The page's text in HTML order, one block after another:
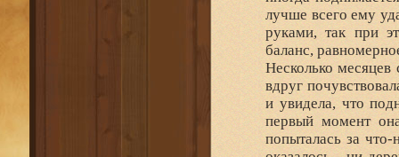
лучше всего ему
руками, так при
баланс,
Несколько
вдруг
и увидела, что
первый момент
попыталась за что-